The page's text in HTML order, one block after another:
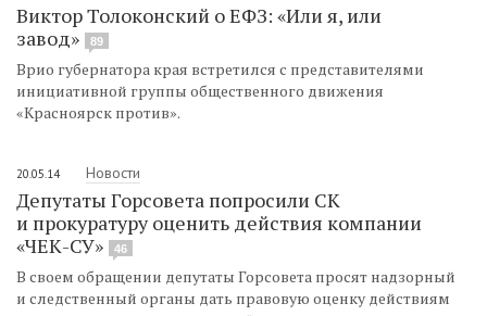
Виктор Толоконский о ЕФЗ: «Или я, или
завод»
89
Врио губернатора края встретился с представителями
инициативной группы общественного движения
«Красноярск против».
20.05.14 Новости
Депутаты Горсовета попросили СК
и прокуратуру оценить действия компании
«ЧЕК-СУ»
46
В своем обращении депутаты Горсовета просят надзорный
и следственный органы дать правовую оценку действиям